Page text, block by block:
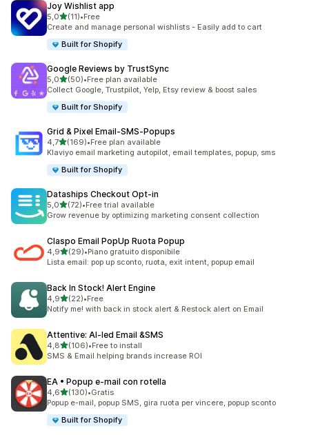
Joy Wishlist app
5,0stelle su 5
(11)
11 recensioni totali
•Free
Create and manage personal wishlists - Easily add to cart
Built for Shopify
Google Reviews by TrustSync
5,0stelle su 5
(50)
50 recensioni totali
•Free plan available
Collect Google, Trustpilot, Yelp, Etsy review & boost sales
Built for Shopify
Grid & Pixel Email‑SMS‑Popups
4,7stelle su 5
(169)
169 recensioni totali
•Free plan available
Klaviyo email marketing autopilot, email templates, popup, sms
Built for Shopify
Dataships Checkout Opt‑in
5,0stelle su 5
(72)
72 recensioni totali
•Free trial available
Grow revenue by optimizing marketing consent collection
Claspo Email PopUp Ruota Popup
4,9stelle su 5
(29)
29 recensioni totali
•Piano gratuito disponibile
Lista email: pop up sconto, ruota, exit intent, popup email
Back In Stock! Alert Engine
4,9stelle su 5
(22)
22 recensioni totali
•Free
Notify me! with back in stock alert & Restock alert on Email
Attentive: AI‑led Email &SMS
4,8stelle su 5
(106)
106 recensioni totali
•Free to install
SMS & Email helping brands increase ROI
EA • Popup e‑mail con rotella
4,6stelle su 5
(130)
130 recensioni totali
•Gratis
Popup e-mail, popup SMS, gira ruota per vincere, popup sconto
Built for Shopify